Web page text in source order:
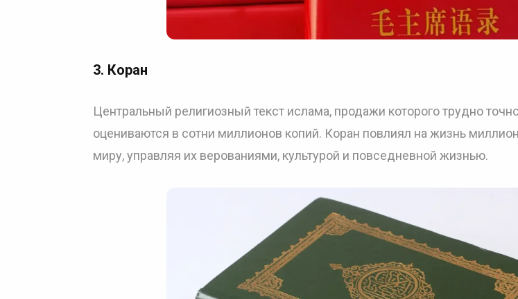
3. Коран
Центральный религиозный текст ислама, продажи которого трудно
оцениваются в сотни миллионов копий. Коран повлиял на жизнь
миру, управляя их верованиями, культурой и повседневной жизнью.